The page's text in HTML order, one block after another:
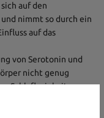
auf den
nimmt so durch ein
auf das
von Serotonin und
nicht genug
Schlaflosigkeit,